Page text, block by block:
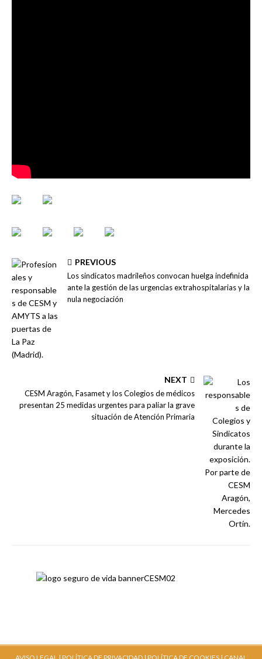
PREVIOUS
Los sindicatos madrileños convocan huelga indefinida
ante la gestión de las urgencias extrahospitalarias y la
nula negociación
NEXT
CESM Aragón, Fasamet y los Colegios de médicos
presentan 25 medidas urgentes para paliar la grave
situación de Atención Primaria